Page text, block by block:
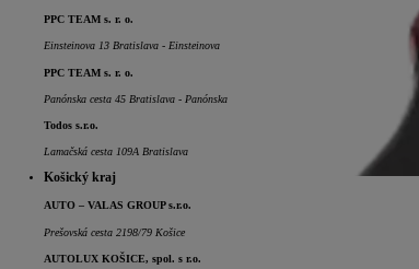
PPC TEAM s. r. o.
Einsteinova 13 Bratislava - Einsteinova
PPC TEAM s. r. o.
Panónska cesta 45 Bratislava - Panónska
Todos s.r.o.
Lamačská cesta 109A Bratislava
Košický kraj
AUTO – VALAS GROUP s.r.o.
Prešovská cesta 2198/79 Košice
AUTOLUX KOŠICE, spol. s r.o.